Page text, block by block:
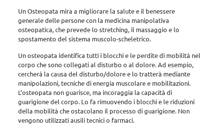
Un Osteopata mira a migliorare la salute e il benessere
generale delle persone con la medicina manipolativa
osteopatica, che prevede lo stretching, il massaggio e lo
spostamento del sistema muscolo-scheletrico.
Un osteopata identifica tutti i blocchi e le perdite di mobilità nel
corpo che sono collegati al disturbo o al dolore. Ad esempio,
cercherà la causa del disturbo/dolore e lo tratterà mediante
manipolazioni, tecniche di energia muscolare e mobilitazioni.
L’osteopata non guarisce, ma incoraggia la capacità di
guarigione del corpo. Lo fa rimuovendo i blocchi e le riduzioni
della mobilità che ostacolano il processo di guarigione. Non
vengono utilizzati ausili tecnici o farmaci.